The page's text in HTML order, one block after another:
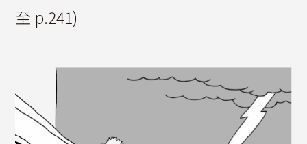
至 p.241)